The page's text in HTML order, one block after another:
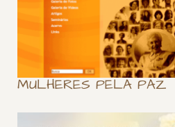
MULHERES PELA PAZ